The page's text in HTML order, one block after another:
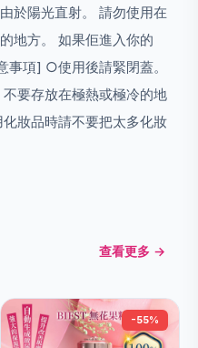
於陽光直射。 請勿使用在
地方。 如果佢進入你的
事項] ○使用後請緊閉蓋。
要存放在極熱或極冷的地
妝品時請不要把太多化妝
查看更多 →
-55%